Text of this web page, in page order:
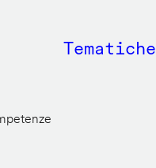
Main
Tematiche